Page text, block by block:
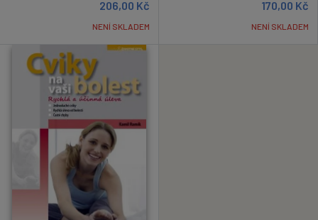
206,00 Kč
NENÍ SKLADEM
170,00 Kč
NENÍ SKLADEM